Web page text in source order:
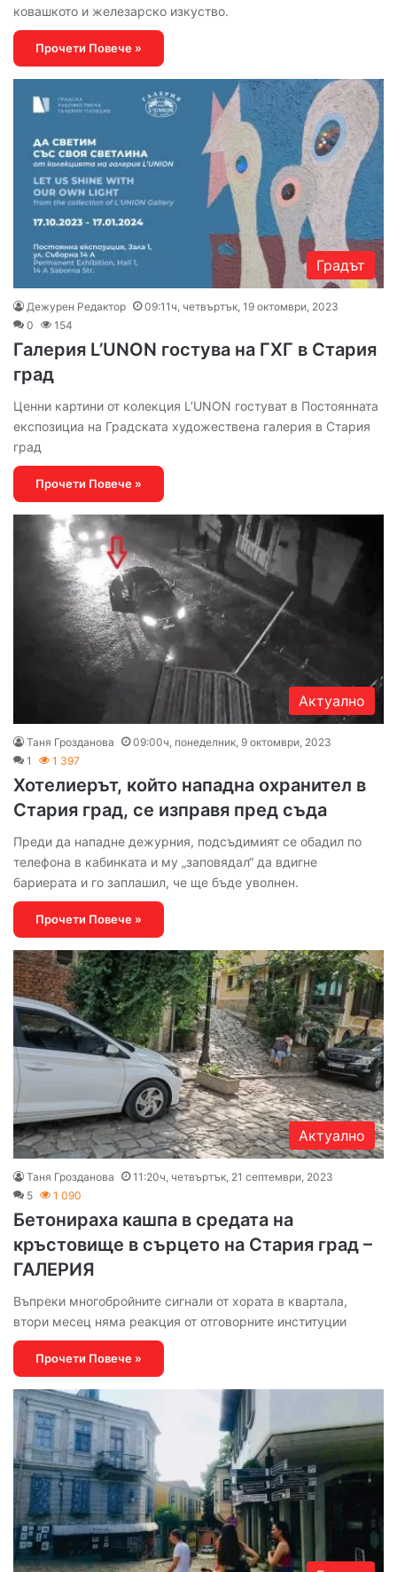
ковашкото и железарско изкуство.
Прочети Повече »
Градът
Дежурен Редактор
09:11ч, четвъртък, 19 октомври, 2023
0
154
Галерия L’UNON гостува на ГХГ в Стария
град
Ценни картини от колекция L’UNON гостуват в Постоянната
експозициа на Градската художествена галерия в Стария
град
Прочети Повече »
Актуално
Таня Грозданова
09:00ч, понеделник, 9 октомври, 2023
1
1 397
Хотелиерът, който нападна охранител в
Стария град, се изправя пред съда
Преди да нападне дежурния, подсъдимият се обадил по
телефона в кабинката и му „заповядал“ да вдигне
бариерата и го заплашил, че ще бъде уволнен.
Прочети Повече »
Актуално
Таня Грозданова
11:20ч, четвъртък, 21 септември, 2023
5
1 090
Бетонираха кашпа в средата на
кръстовище в сърцето на Стария град –
ГАЛЕРИЯ
Въпреки многобройните сигнали от хората в квартала,
втори месец няма реакция от отговорните институции
Прочети Повече »